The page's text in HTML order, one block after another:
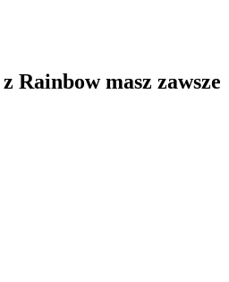
Rainbow masz zawsze